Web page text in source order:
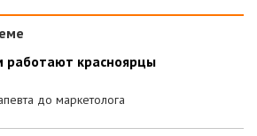
работают красноярцы
до маркетолога